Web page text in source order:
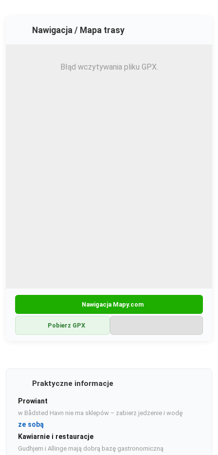
Nawigacja / Mapa trasy
Błąd wczytywania pliku GPX.
Nawigacja Mapy.com
Pobierz GPX
Praktyczne informacje
Prowiant
w Bådsted Havn nie ma sklepów – zabierz jedzenie i wodę
ze sobą
Kawiarnie i restauracje
Gudhjem i Allinge mają dobrą bazę gastronomiczną